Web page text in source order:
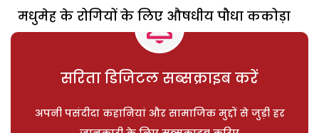
मधुमेह के रोगियों के लिए औषधीय पौधा ककोड़ा
सरिता डिजिटल सब्सक्राइब करें
अपनी पसंदीदा कहानियां और सामाजिक मुद्दों से जुड़ी हर